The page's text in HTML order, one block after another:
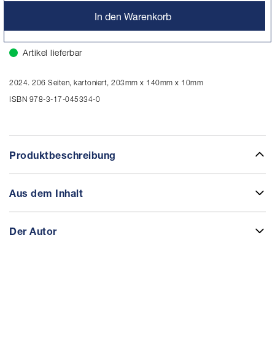
In den Warenkorb
Artikel lieferbar
2024. 206 Seiten, kartoniert, 203mm x 140mm x 10mm
ISBN 978-3-17-045334-0
Produktbeschreibung
Aus dem Inhalt
Der Autor